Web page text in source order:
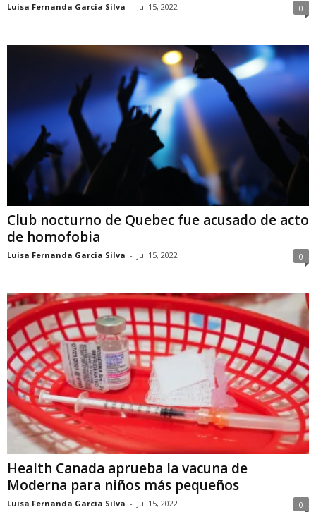
Luisa Fernanda Garcia Silva - Jul 15, 2022 0
Club nocturno de Quebec fue acusado de acto
de homofobia
Luisa Fernanda Garcia Silva - Jul 15, 2022 0
Health Canada aprueba la vacuna de
Moderna para niños más pequeños
Luisa Fernanda Garcia Silva - Jul 15, 2022 0